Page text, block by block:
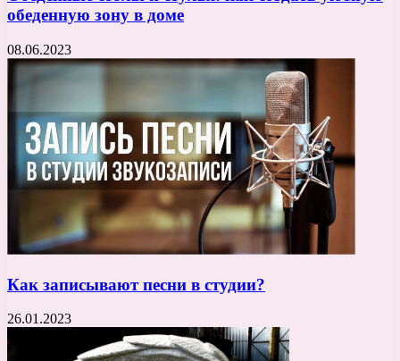
обеденную зону в доме
08.06.2023
Как записывают песни в студии?
26.01.2023